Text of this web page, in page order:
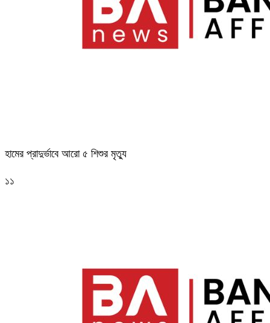
হামের প্রাদুর্ভাবে আরো ৫ শিশুর মৃত্যু
১১